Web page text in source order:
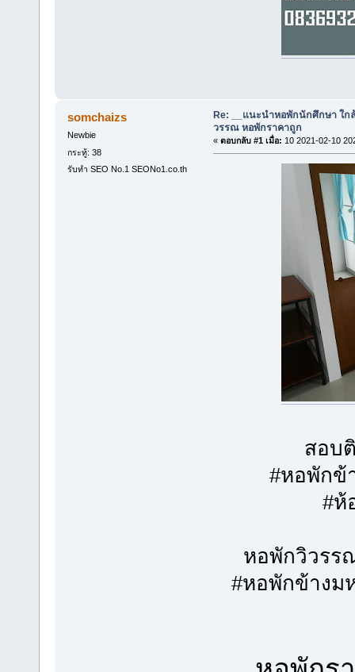
somchaizs
Newbie
กระทู้: 38
รับทำ SEO No.1 SEONo1.co.th
Re: __แนะนำหอพักนักศึกษา ใ
วรรณ หอพักราคาถูก
« ตอบกลับ #1 เมื่อ: 10 2021-02-10
สอบ
#หอพักข้
#ห้
หอพักวิวรร
#หอพักข้างม